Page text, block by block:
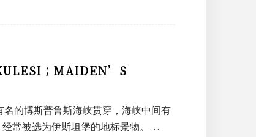
；MAIDEN’S
的博斯普鲁斯海峡贯穿，海峡中间有
经常被选为伊斯坦堡的地标景物。…